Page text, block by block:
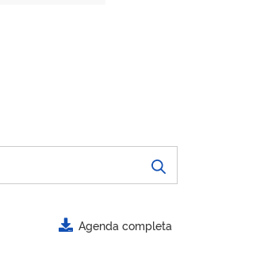
Agenda completa